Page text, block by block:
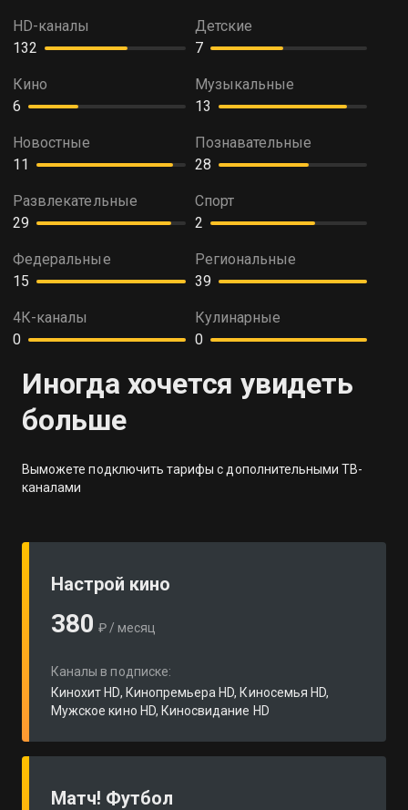
HD-каналы
132
Детские
7
Кино
6
Музыкальные
13
Новостные
11
Познавательные
28
Развлекательные
29
Спорт
2
Федеральные
15
Региональные
39
4К-каналы
0
Кулинарные
0
Иногда хочется увидеть
больше
Выможете подключить тарифы с дополнительными ТВ-
каналами
Настрой кино
380 ₽ / месяц
Каналы в подписке:
Кинохит HD, Кинопремьера HD, Киносемья HD,
Мужское кино HD, Киносвидание HD
Матч! Футбол